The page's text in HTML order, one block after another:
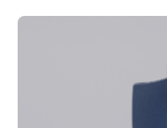
koordiniert wird. Ab
über einen Zeitraum
Promovierende im
kognitiven Robotern
die mittels Sensoren